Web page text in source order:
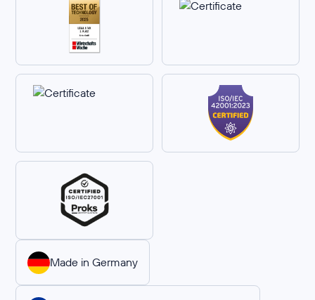
Made in Germany